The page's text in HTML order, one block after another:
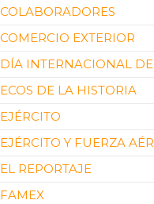
COLABORADORES
COMERCIO EXTERIOR
DÍA INTERNACIONAL
ECOS DE LA HISTORIA
EJÉRCITO
EJÉRCITO Y FUERZA
EL REPORTAJE
FAMEX